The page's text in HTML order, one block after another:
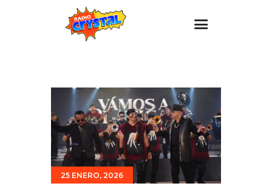
Estaciones
Eventos
Promociones
Noticias
Para ti
25 ENERO, 2026